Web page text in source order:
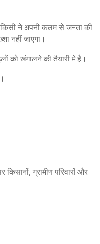
किसी ने अपनी कलम से जनता की
नहीं जाएगा।
को खंगालने की तैयारी में है।
ग्रामीण परिवारों और